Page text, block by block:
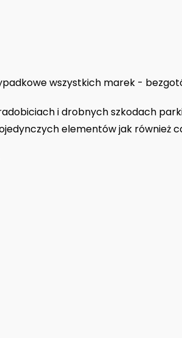
wszystkich marek -
i drobnych szkodach
elementów jak również